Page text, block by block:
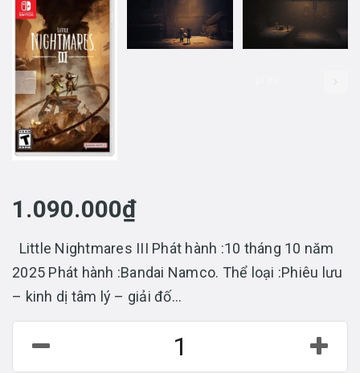
1.090.000₫
Little Nightmares III Phát hành :10 tháng 10 năm
2025 Phát hành :Bandai Namco. Thể loại :Phiêu lưu
– kinh dị tâm lý – giải đố...